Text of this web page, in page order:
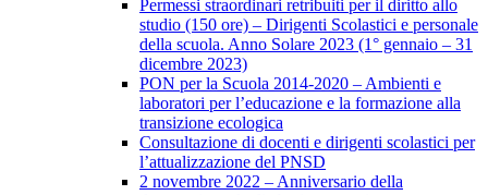
Permessi straordinari retribuiti per il diritto allo
studio (150 ore) – Dirigenti Scolastici e personale
della scuola. Anno Solare 2023 (1° gennaio – 31
dicembre 2023)
PON per la Scuola 2014-2020 – Ambienti e
laboratori per l’educazione e la formazione alla
transizione ecologica
Consultazione di docenti e dirigenti scolastici per
l’attualizzazione del PNSD
2 novembre 2022 – Anniversario della